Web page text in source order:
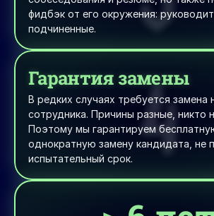
фидбэк от его окружения:
подчиненные.
Гарантия замены
В редких случаях требуется замена
сотрудника. Причины разные, никто
Поэтому мы гарантируем
однократную замену кандидата, не
испытательный срок. 4